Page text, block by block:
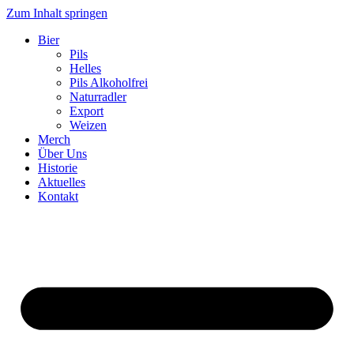
Zum Inhalt springen
Bier
Pils
Helles
Pils Alkoholfrei
Naturradler
Export
Weizen
Merch
Über Uns
Historie
Aktuelles
Kontakt